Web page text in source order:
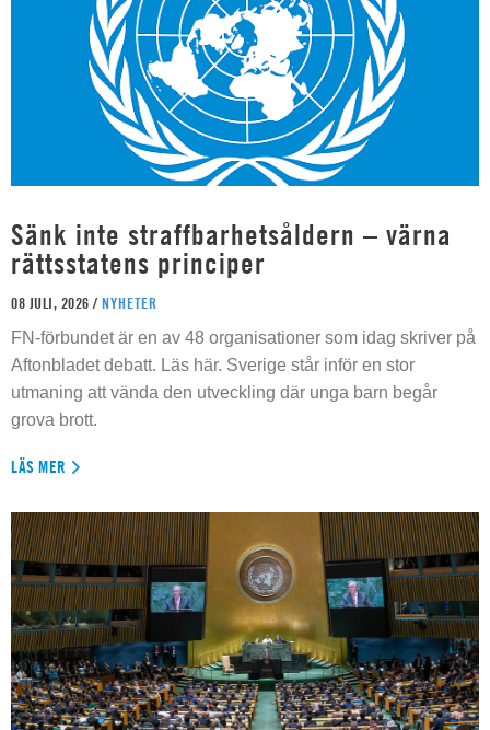
Sänk inte straffbarhetsåldern – värna
rättsstatens principer
08 JULI, 2026 / NYHETER
FN-förbundet är en av 48 organisationer som idag skriver på
Aftonbladet debatt. Läs här. Sverige står inför en stor
utmaning att vända den utveckling där unga barn begår
grova brott.
LÄS MER